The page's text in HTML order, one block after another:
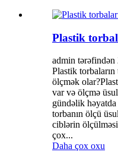
Plastik
admin tərəfindən
Plastik
ölçmək
var və ölçmə
gündəlik
torbanın ölçü
ciblərin
çox...
Daha çox oxu